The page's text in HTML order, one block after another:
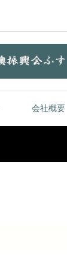
会社概要